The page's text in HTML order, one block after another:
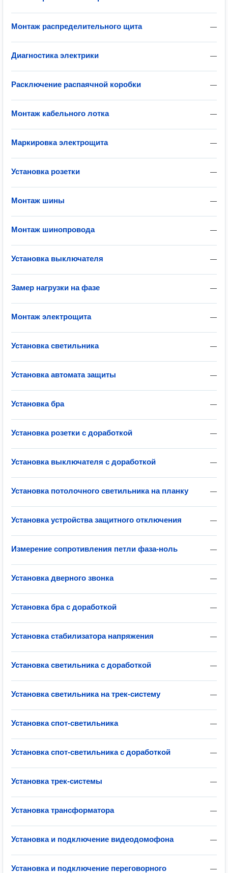
—
Монтаж распределительного щита
—
Диагностика электрики
—
Расключение распаячной коробки
—
Монтаж кабельного лотка
—
Маркировка электрощита
—
Установка розетки
—
Монтаж шины
—
Монтаж шинопровода
—
Установка выключателя
—
Замер нагрузки на фазе
—
Монтаж электрощита
—
Установка светильника
—
Установка автомата защиты
—
Установка бра
—
Установка розетки с доработкой
—
Установка выключателя с доработкой
—
Установка потолочного светильника на планку
—
Установка устройства защитного отключения
—
Измерение сопротивления петли фаза-ноль
—
Установка дверного звонка
—
Установка бра с доработкой
—
Установка стабилизатора напряжения
—
Установка светильника с доработкой
—
Установка светильника на трек-систему
—
Установка спот-светильника
—
Установка спот-светильника с доработкой
—
Установка трек-системы
—
Установка трансформатора
—
Установка и подключение видеодомофона
—
Установка и подключение переговорного